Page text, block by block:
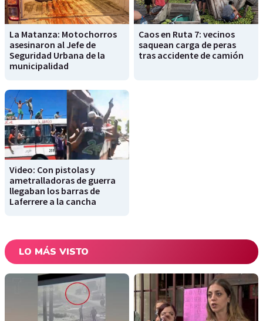
La Matanza: Motochorros
asesinaron al Jefe de
Seguridad Urbana de la
municipalidad
Caos en Ruta 7: vecinos
saquean carga de peras
tras accidente de camión
Video: Con pistolas y
ametralladoras de guerra
llegaban los barras de
Laferrere a la cancha
LO MÁS VISTO